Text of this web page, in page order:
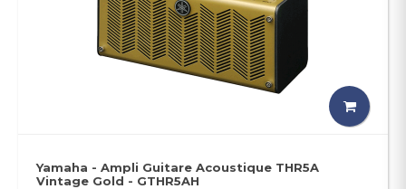
Yamaha - Ampli Guitare Acoustique THR5A
Vintage Gold - GTHR5AH